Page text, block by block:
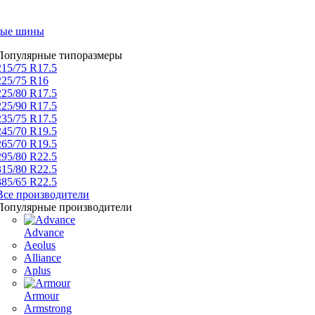
шины
типоразмеры
75 R17.5
75 R16
80 R17.5
90 R17.5
75 R17.5
70 R19.5
70 R19.5
80 R22.5
80 R22.5
65 R22.5
производители
производители
Advance
Aeolus
Alliance
Aplus
Armour
Armstrong